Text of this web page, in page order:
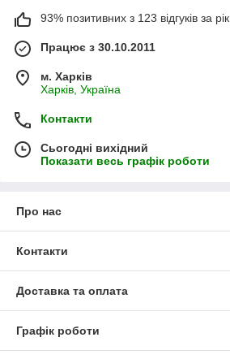
93% позитивних з 123 відгуків за рік
Працює з 30.10.2011
м. Харків
Харків, Україна
Контакти
Сьогодні вихідний
Показати весь графік роботи
Про нас
Контакти
Доставка та оплата
Графік роботи